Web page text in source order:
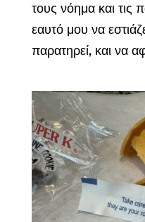
τους νόημα και τις
εαυτό μου να
παρατηρεί, και να